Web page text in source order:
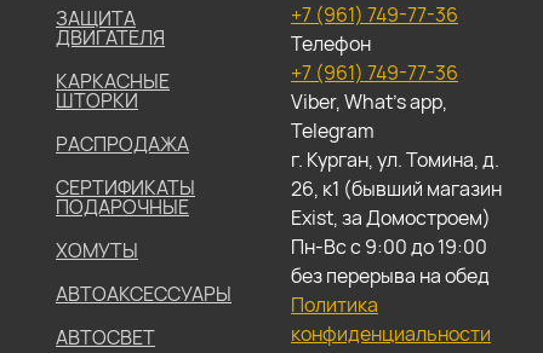
ЗАЩИТА
ДВИГАТЕЛЯ
КАРКАСНЫЕ
ШТОРКИ
РАСПРОДАЖА
СЕРТИФИКАТЫ
ПОДАРОЧНЫЕ
ХОМУТЫ
АВТОАКСЕССУАРЫ
АВТОСВЕТ
+7 (961) 749-77-36
Телефон
+7 (961) 749-77-36
Viber, What's app,
Telegram
г. Курган, ул. Томина, д.
26, к1 (бывший магазин
Exist, за Домостроем)
Пн-Вс с 9:00 до 19:00
без перерыва на обед
Политика
конфиденциальности